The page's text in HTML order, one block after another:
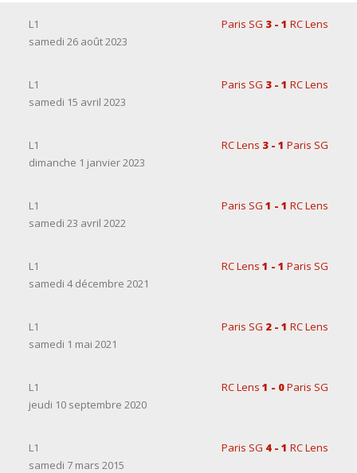
L1 Paris SG 3 - 1 RC Lens
samedi 26 août 2023
L1 Paris SG 3 - 1 RC Lens
samedi 15 avril 2023
L1 RC Lens 3 - 1 Paris SG
dimanche 1 janvier 2023
L1 Paris SG 1 - 1 RC Lens
samedi 23 avril 2022
L1 RC Lens 1 - 1 Paris SG
samedi 4 décembre 2021
L1 Paris SG 2 - 1 RC Lens
samedi 1 mai 2021
L1 RC Lens 1 - 0Paris SG
jeudi 10 septembre 2020
L1 Paris SG 4 - 1 RC Lens
samedi 7 mars 2015